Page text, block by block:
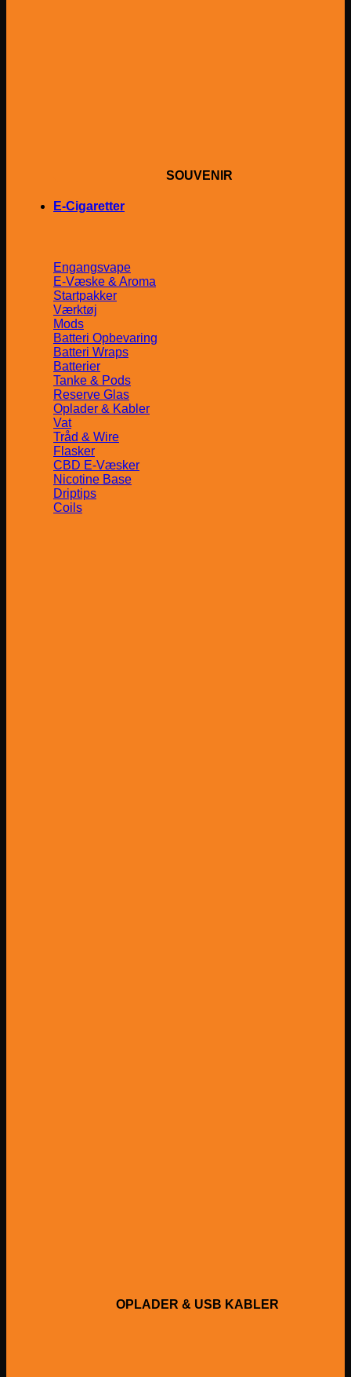
SOUVENIR
E-Cigaretter
Engangsvape
E-Væske & Aroma
Startpakker
Værktøj
Mods
Batteri Opbevaring
Batteri Wraps
Batterier
Tanke & Pods
Reserve Glas
Oplader & Kabler
Vat
Tråd & Wire
Flasker
CBD E-Væsker
Nicotine Base
Driptips
Coils
OPLADER & USB KABLER